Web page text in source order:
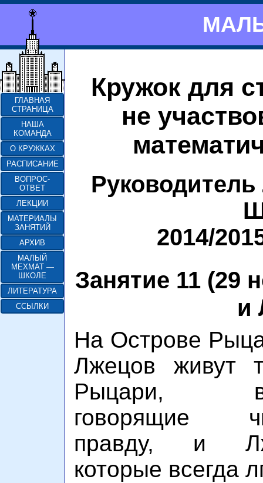
ГЛАВНАЯ
СТРАНИЦА
НАША
КОМАНДА
О КРУЖКАХ
РАСПИСАНИЕ
ВОПРОС-
ОТВЕТ
ЛЕКЦИИ
МАТЕРИАЛЫ
ЗАНЯТИЙ
АРХИВ
МАЛЫЙ
МЕХМАТ —
ШКОЛЕ
ЛИТЕРАТУРА
ССЫЛКИ
Кружок для
не
2014/
Занятие 11 (29
и
На Острове
Лжецов живут
Рыцари,
говорящие
правду, и
которые всегда